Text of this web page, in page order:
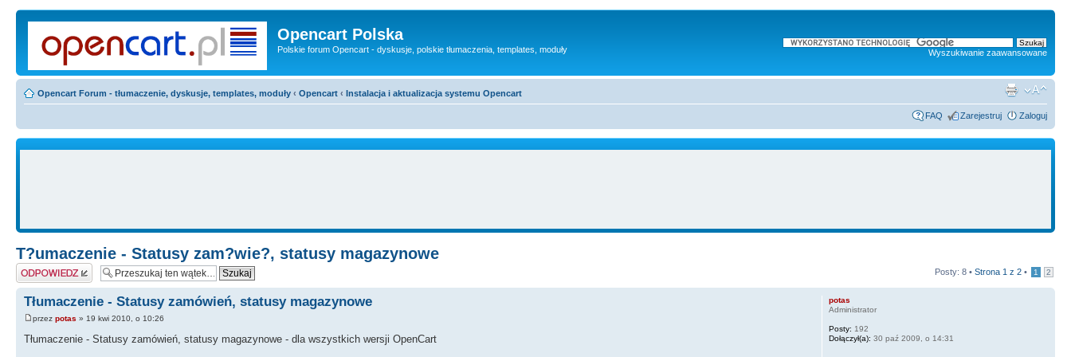
Opencart Polska
Polskie forum Opencart - dyskusje, polskie tłumaczenia, templates, moduły Wyszukiwanie zaawansowane
Opencart Forum - tłumaczenie, dyskusje, templates, moduły ‹ Opencart ‹ Instalacja i aktualizacja systemu Opencart
FAQ Zarejestruj Zaloguj
T?umaczenie - Statusy zam?wie?, statusy magazynowe
Odpowiedz Posty: 8 • Strona 1 z 2 • 1 2
Tłumaczenie - Statusy zamówień, statusy magazynowe
przez potas » 19 kwi 2010, o 10:26
Tłumaczenie - Statusy zamówień, statusy magazynowe - dla wszystkich wersji OpenCart
potas
Administrator
Posty: 192
Dołączył(a): 30 paź 2009, o 14:31